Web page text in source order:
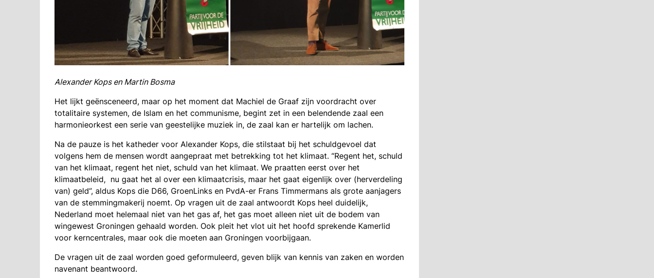
Alexander Kops en Martin Bosma
Het lijkt geënsceneerd, maar op het moment dat Machiel de Graaf zijn voordracht over
totalitaire systemen, de Islam en het communisme, begint zet in een belendende zaal een
harmonieorkest een serie van geestelijke muziek in, de zaal kan er hartelijk om lachen.
Na de pauze is het katheder voor Alexander Kops, die stilstaat bij het schuldgevoel dat
volgens hem de mensen wordt aangepraat met betrekking tot het klimaat. “Regent het, schuld
van het klimaat, regent het niet, schuld van het klimaat. We praatten eerst over het
klimaatbeleid, nu gaat het al over een klimaatcrisis, maar het gaat eigenlijk over (herverdeling
van) geld”, aldus Kops die D66, GroenLinks en PvdA-er Frans Timmermans als grote aanjagers
van de stemmingmakerij noemt. Op vragen uit de zaal antwoordt Kops heel duidelijk,
Nederland moet helemaal niet van het gas af, het gas moet alleen niet uit de bodem van
wingewest Groningen gehaald worden. Ook pleit het vlot uit het hoofd sprekende Kamerlid
voor kerncentrales, maar ook die moeten aan Groningen voorbijgaan.
De vragen uit de zaal worden goed geformuleerd, geven blijk van kennis van zaken en worden
navenant beantwoord.